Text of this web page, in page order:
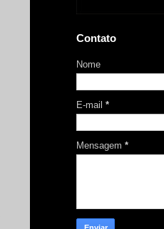
Contato
Nome
E-mail *
Mensagem *